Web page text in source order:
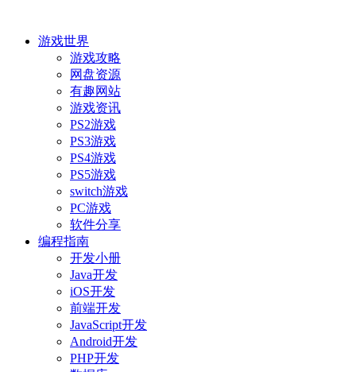
游戏世界
游戏攻略
网盘资源
有趣网站
游戏资讯
PS2游戏
PS3游戏
PS4游戏
PS5游戏
switch游戏
PC游戏
软件分享
编程指南
开发小册
Java开发
iOS开发
前端开发
JavaScript开发
Android开发
PHP开发